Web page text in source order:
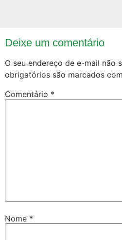
Deixe um comentário
O seu endereço de e-mail não
obrigatórios são marcados com
Comentário *
Nome *